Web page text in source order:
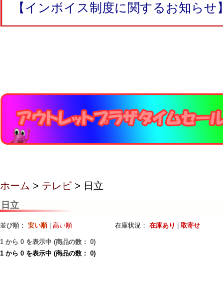
【インボイス制度に関するお知らせ
ホーム > テレビ > 日立
日立
並び順： 安い順| 高い順 在庫状況： 在庫あり 取寄せ
1 から 0 を表示中 (商品の数： 0)
1 から 0 を表示中 (商品の数： 0)